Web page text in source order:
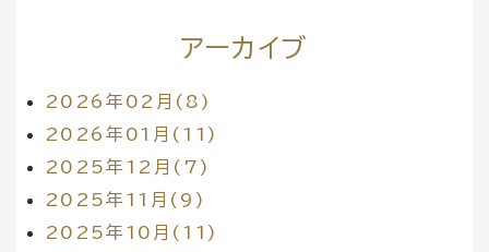
アーカイブ
2026年02月(8)
2026年01月(11)
2025年12月(7)
2025年11月(9)
2025年10月(11)